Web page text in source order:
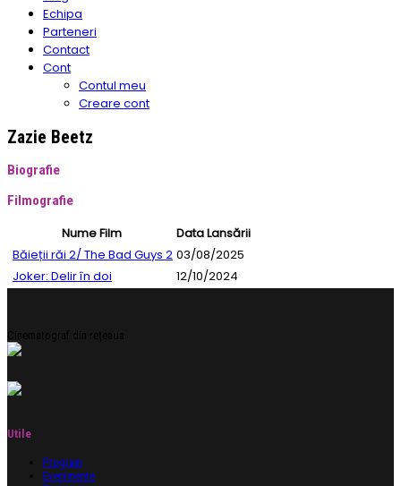
Echipa
Parteneri
Contact
Cont
Contul meu
Creare cont
Zazie Beetz
Biografie
Filmografie
Nume Film
Data Lansării
Băieții răi 2/ The Bad Guys 2 03/08/2025
Joker: Delir în doi
12/10/2024
Cinematograf din rețeaua
Utile
Program
Evenimente